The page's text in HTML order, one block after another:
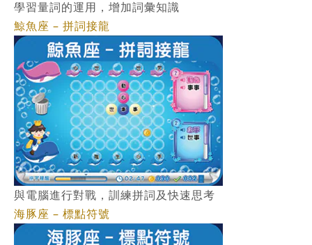
學習量詞的運用，增加詞彙知識
鯨魚座 – 拼詞接龍
與電腦進行對戰，訓練拼詞及快速思考
海豚座 – 標點符號